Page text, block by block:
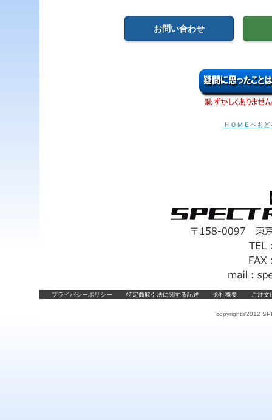
お問い合わせ
ＨＯＭＥへもど
copyright©2012
プライバシーポリシー 特定商取引法に関する記述 会社概要 ご注文